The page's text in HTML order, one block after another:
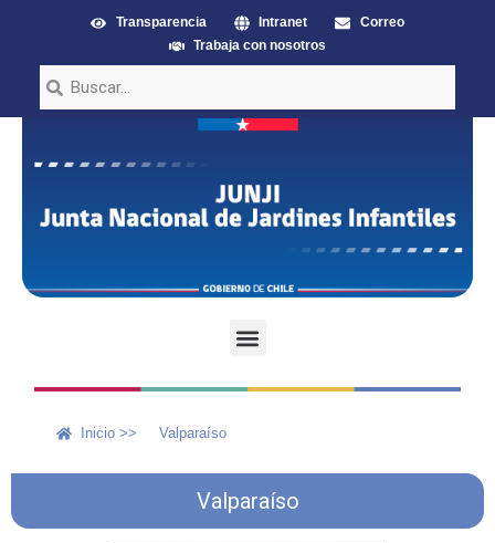
Transparencia Intranet
Correo
Trabaja con nosotros
Inicio >> Valparaíso
Valparaíso